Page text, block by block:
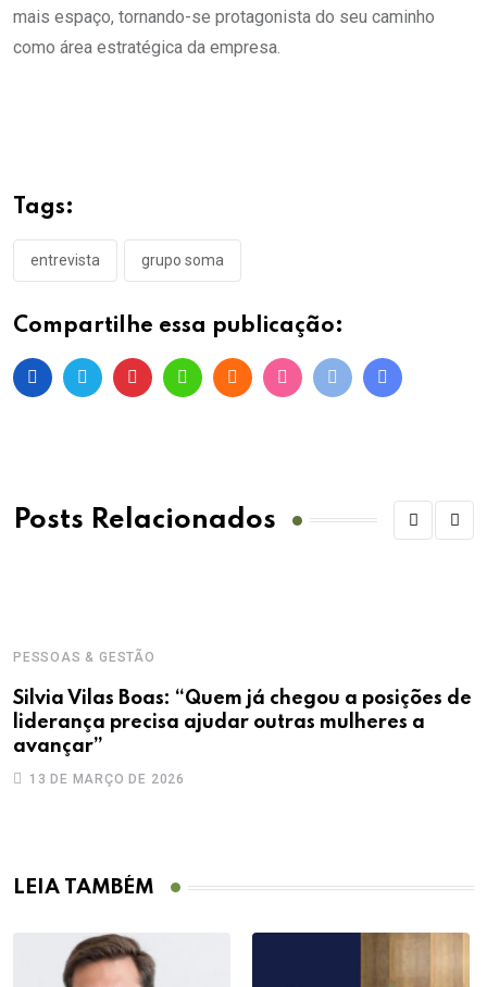
mais espaço, tornando-se protagonista do seu caminho
como área estratégica da empresa.
Tags:
entrevista grupo soma
Compartilhe essa publicação:
Posts Relacionados
PESSOAS & GESTÃO
Silvia Vilas Boas: “Quem já chegou a posições de
liderança precisa ajudar outras mulheres a
avançar”
13 DE MARÇO DE 2026
LEIA TAMBÉM